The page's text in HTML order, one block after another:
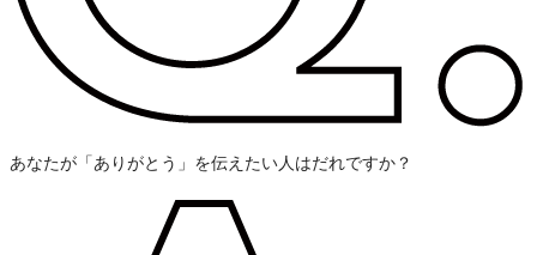
あなたが「ありがとう」を伝えたい人はだれですか？